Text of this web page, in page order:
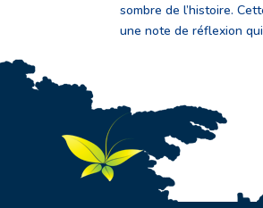
sombre de l’histoire.
une note de réflexion